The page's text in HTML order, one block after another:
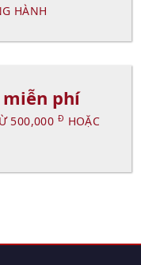
HÀNH
miễn phí
500,000 Đ HOẶC